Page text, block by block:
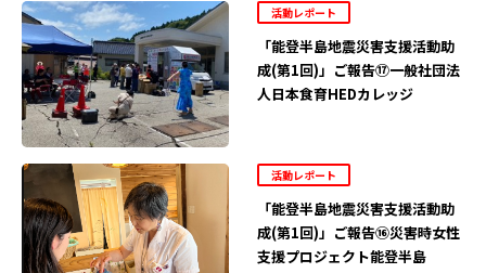
活動レポート
「能登半島地震災害支援活動助
成(第1回)」ご報告⑰一般社団法
人日本食育HEDカレッジ
活動レポート
「能登半島地震災害支援活動助
成(第1回)」ご報告⑯災害時女性
支援プロジェクト能登半島